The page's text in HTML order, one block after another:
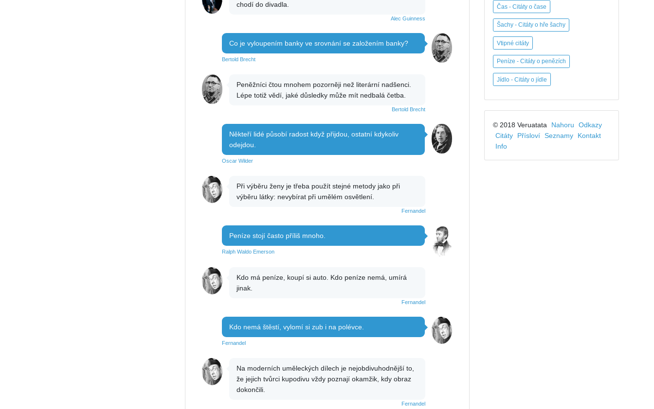
chodí do divadla.
Alec Guinness
Co je vyloupením banky ve srovnání se založením banky?
Bertold Brecht
Peněžníci čtou mnohem pozorněji než literární nadšenci.
Lépe totiž vědí, jaké důsledky může mít nedbalá četba.
Bertold Brecht
Někteří lidé působí radost když přijdou, ostatní kdykoliv
odejdou.
Oscar Wilder
Při výběru ženy je třeba použít stejné metody jako při
výběru látky: nevybírat při umělém osvětlení.
Fernandel
Peníze stojí často příliš mnoho.
Ralph Waldo Emerson
Kdo má peníze, koupí si auto. Kdo peníze nemá, umírá
jinak.
Fernandel
Kdo nemá štěstí, vylomí si zub i na polévce.
Fernandel
Na moderních uměleckých dílech je nejobdivuhodnější to,
že jejich tvůrci kupodivu vždy poznají okamžik, kdy obraz
dokončili.
Fernandel
Čas - Citáty o čase
Šachy - Citáty o hře šachy
Vtipné citáty
Peníze - Citáty o penězích
Jídlo - Citáty o jídle
© 2018 Veruatata Nahoru
Odkazy
Citáty
Přísloví Seznamy
Kontakt
Info